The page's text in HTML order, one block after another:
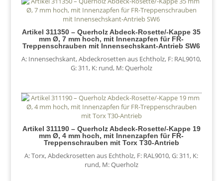
Artikel 311350 – Querholz Abdeck-Rosette/-Kappe 35
mm Ø, 7 mm hoch, mit Innenzapfen für FR-
Treppenschrauben mit Innensechskant-Antrieb SW6
A: Innensechskant,Abdeckrosetten aus Echtholz, F: RAL9010,
G: 311, K: rund, M: Querholz
Artikel 311190 – Querholz Abdeck-Rosette/-Kappe 19
mm Ø, 4 mm hoch, mit Innenzapfen für FR-
Treppenschrauben mit Torx T30-Antrieb
A: Torx,Abdeckrosetten aus Echtholz, F: RAL9010,G: 311, K:
rund, M: Querholz